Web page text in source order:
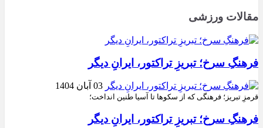
مقالات ورزشی
فرهنگِ سرخ؛ تبریزِ تراکتور، ایرانِ دیگر
03 آبان 1404
قرمزِ تبریز؛ فرهنگی که از سکوها تا آسیا طنین انداخت؛
فرهنگِ سرخ؛ تبریزِ تراکتور، ایرانِ دیگر